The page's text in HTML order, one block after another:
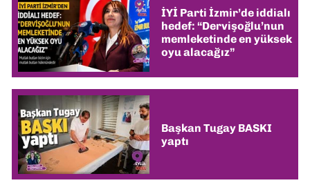
İYİ Parti İzmir’de iddialı
hedef: “Dervişoğlu’nun
memleketinde en yüksek
oyu alacağız”
Başkan Tugay BASKI
yaptı